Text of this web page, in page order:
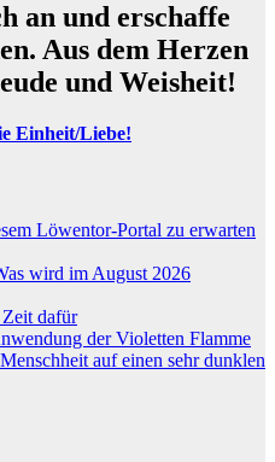
an und erschaffe
Aus dem Herzen
und Weisheit!
Einheit/Liebe!
Löwentor-Portal zu erwarten
wird im August 2026
dafür
der Violetten Flamme
auf einen sehr dunklen